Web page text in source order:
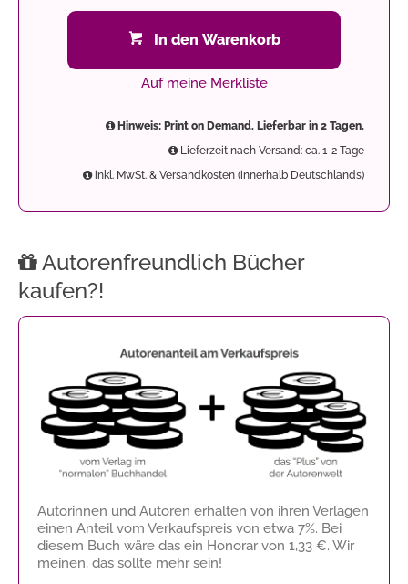
In den Warenkorb
Auf meine Merkliste
Hinweis: Print on Demand. Lieferbar in 2 Tagen.
Lieferzeit nach Versand: ca. 1-2 Tage
inkl. MwSt. & Versandkosten (innerhalb Deutschlands)
Autorenfreundlich Bücher
kaufen?!
Autorinnen und Autoren erhalten von ihren Verlagen
einen Anteil vom Verkaufspreis von etwa 7%. Bei
diesem Buch wäre das ein Honorar von 1,33 €. Wir
meinen, das sollte mehr sein!